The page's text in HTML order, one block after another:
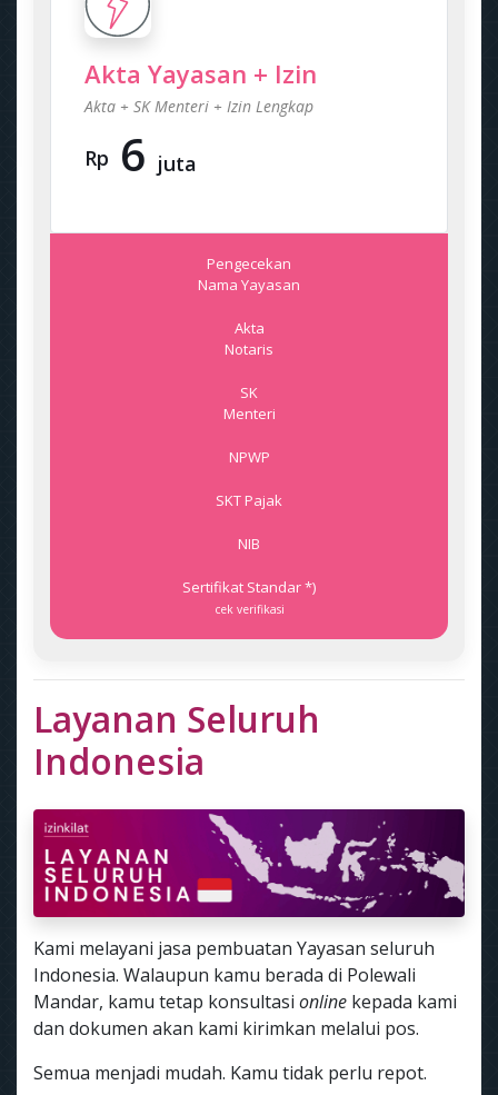
Akta Yayasan + Izin
Akta + SK Menteri + Izin Lengkap
Rp 6 juta
Pengecekan
Nama Yayasan
Akta
Notaris
SK
Menteri
NPWP
SKT Pajak
NIB
Sertifikat Standar *)
cek verifikasi
Layanan Seluruh
Indonesia
Kami melayani jasa pembuatan Yayasan seluruh
Indonesia. Walaupun kamu berada di Polewali
Mandar, kamu tetap konsultasi online kepada kami
dan dokumen akan kami kirimkan melalui pos.
Semua menjadi mudah. Kamu tidak perlu repot.